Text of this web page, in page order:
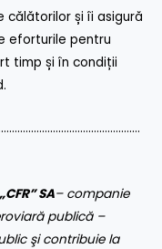
călătorilor și îi asigură
eforturile pentru
timp și în condiții
SA– companie
publică –
şi contribuie la